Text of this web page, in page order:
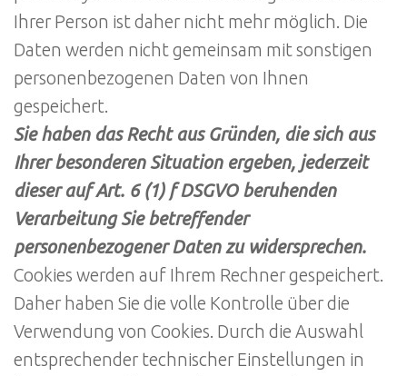
Ihrer Person ist daher nicht mehr möglich. Die
Daten werden nicht gemeinsam mit sonstigen
personenbezogenen Daten von Ihnen
gespeichert.
Sie haben das Recht aus Gründen, die sich aus
Ihrer besonderen Situation ergeben, jederzeit
dieser auf Art. 6 (1) f DSGVO beruhenden
Verarbeitung Sie betreffender
personenbezogener Daten zu widersprechen.
Cookies werden auf Ihrem Rechner gespeichert.
Daher haben Sie die volle Kontrolle über die
Verwendung von Cookies. Durch die Auswahl
entsprechender technischer Einstellungen in